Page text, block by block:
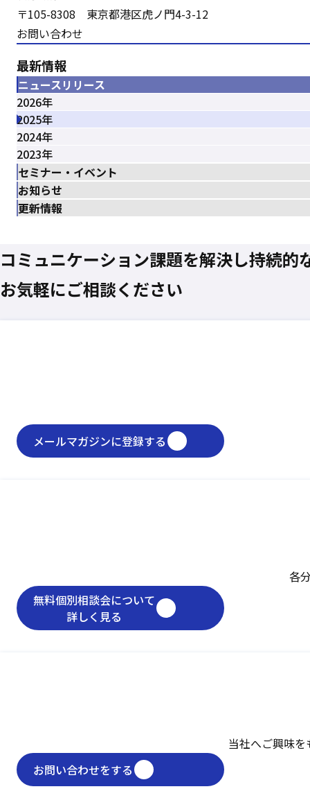
〒105-8308 東京都港区虎ノ門4-3-12
お問い合わせ
最新情報
ニュースリリース
2026年
2025年
2024年
2023年
セミナー・イベント
お知らせ
更新情報
コミュニケーション課題を解決し持続的
お気軽にご相談ください
メールマガジンに登録する
各
無料個別相談会について
詳しく見る
当社へご興味
お問い合わせをする